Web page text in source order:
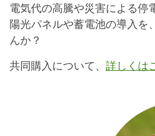
電気代の高騰や災害による停
陽光パネルや蓄電池の導入を
んか？
共同購入について、 詳しくは